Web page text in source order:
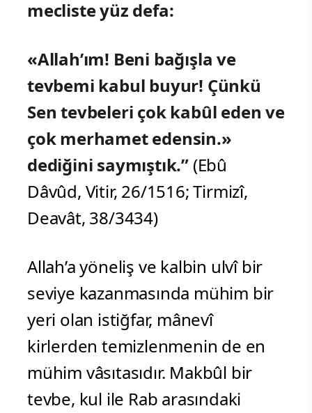
mecliste yüz defa:
«Allah’ım! Beni bağışla ve
tevbemi kabul buyur! Çünkü
Sen tevbeleri çok kabûl eden ve
çok merhamet edensin.»
dediğini saymıştık.” (Ebû
Dâvûd, Vitir, 26/1516; Tirmizî,
Deavât, 38/3434)
Allah’a yöneliş ve kalbin ulvî bir
seviye kazanmasında mühim bir
yeri olan istiğfar, mânevî
kirlerden temizlenmenin de en
mühim vâsıtasıdır. Makbûl bir
tevbe, kul ile Rab arasındaki